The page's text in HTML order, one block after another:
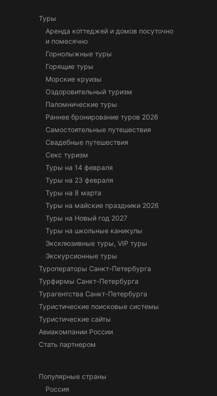
Туры
Аренда коттеджей и домов посуточно
и помесячно
Горнолыжные туры
Горящие туры
Морские круизы
Оздоровительный туризм
Паломнические туры
Раннее бронирование туров 2026
Самостоятельные путешествия
Свадебные путешествия
Секс туризм
Туры на 14 февраля
Туры на 23 февраля
Туры на 8 марта
Туры на майские праздники 2026
Туры на Новый год 2027
Туры на школьные каникулы
Эксклюзивные туры, VIP туры
Экскурсионные туры
Туроператоры Санкт-Петербурга
Турфирмы Санкт-Петербурга
Турагентства Санкт-Петербурга
Туристические поисковые системы
Туристические сайты
Авиакомпании России
Стать партнером
Популярные страны
Россия